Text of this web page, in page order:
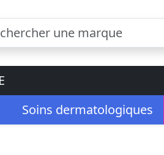
Soins dermatologiques